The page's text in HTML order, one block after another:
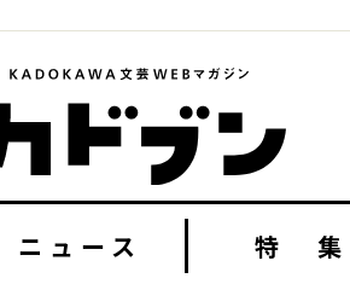
ニュース 特 集